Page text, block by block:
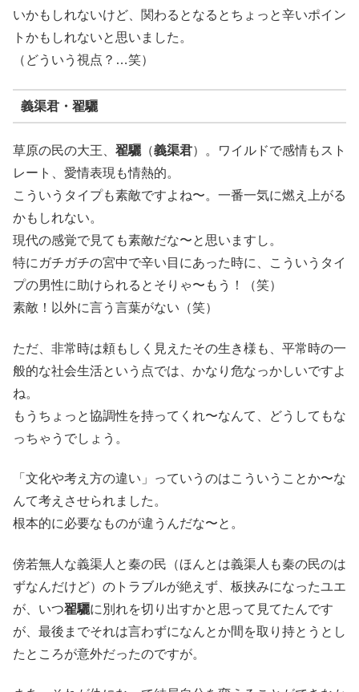
いかもしれないけど、関わるとなるとちょっと辛いポイン
トかもしれないと思いました。
（どういう視点？…笑）
義渠君・翟驪
草原の民の大王、 翟驪（義渠君）。ワイルドで感情もスト
レート、愛情表現も情熱的。
こういうタイプも素敵ですよね〜。一番一気に燃え上がる
かもしれない。
現代の感覚で見ても素敵だな〜と思いますし。
特にガチガチの宮中で辛い目にあった時に、こういうタイ
プの男性に助けられるとそりゃ〜もう！（笑）
素敵！以外に言う言葉がない（笑）
ただ、非常時は頼もしく見えたその生き様も、平常時の一
般的な社会生活という点では、かなり危なっかしいですよ
ね。
もうちょっと協調性を持ってくれ〜なんて、どうしてもな
っちゃうでしょう。
「文化や考え方の違い」っていうのはこういうことか〜な
んて考えさせられました。
根本的に必要なものが違うんだな〜と。
傍若無人な義渠人と秦の民（ほんとは義渠人も秦の民のは
ずなんだけど）のトラブルが絶えず、板挟みになったユエ
が、いつ翟驪に別れを切り出すかと思って見てたんです
が、最後までそれは言わずになんとか間を取り持とうとし
たところが意外だったのですが。